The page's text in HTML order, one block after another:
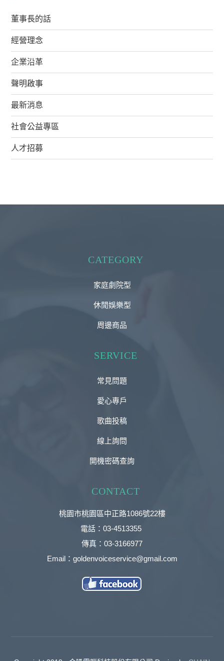
董事長的話
經營理念
企業沿革
聲明啟事
最新消息
社會公益專區
人才招募
CATEGORY
家庭劇院型
休閒娛樂型
周邊商品
SERVICE
常見問題
愛心專戶
歌曲投稿
線上詢問
開機密碼查詢
CONTACT
桃園市桃園區中正路1086號22樓
電話：03-4513355
傳真：03-3166977
Email：goldenvoiceservice@gmail.com